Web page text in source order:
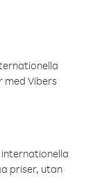
med Vibers
priser, utan